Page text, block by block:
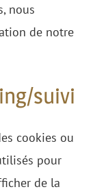
nous
de notre
suivi
cookies ou
pour
de la